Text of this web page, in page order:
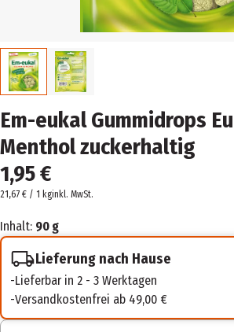
Em-eukal Gummidrops
Menthol zuckerhaltig
1,95 €
21,67 € / 1 kginkl. MwSt.
Inhalt: 90 g
Lieferung nach Hause
Lieferbar in 2 - 3 Werktagen
Versandkostenfrei ab 49,00 €